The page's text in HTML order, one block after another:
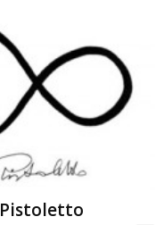
Pistoletto